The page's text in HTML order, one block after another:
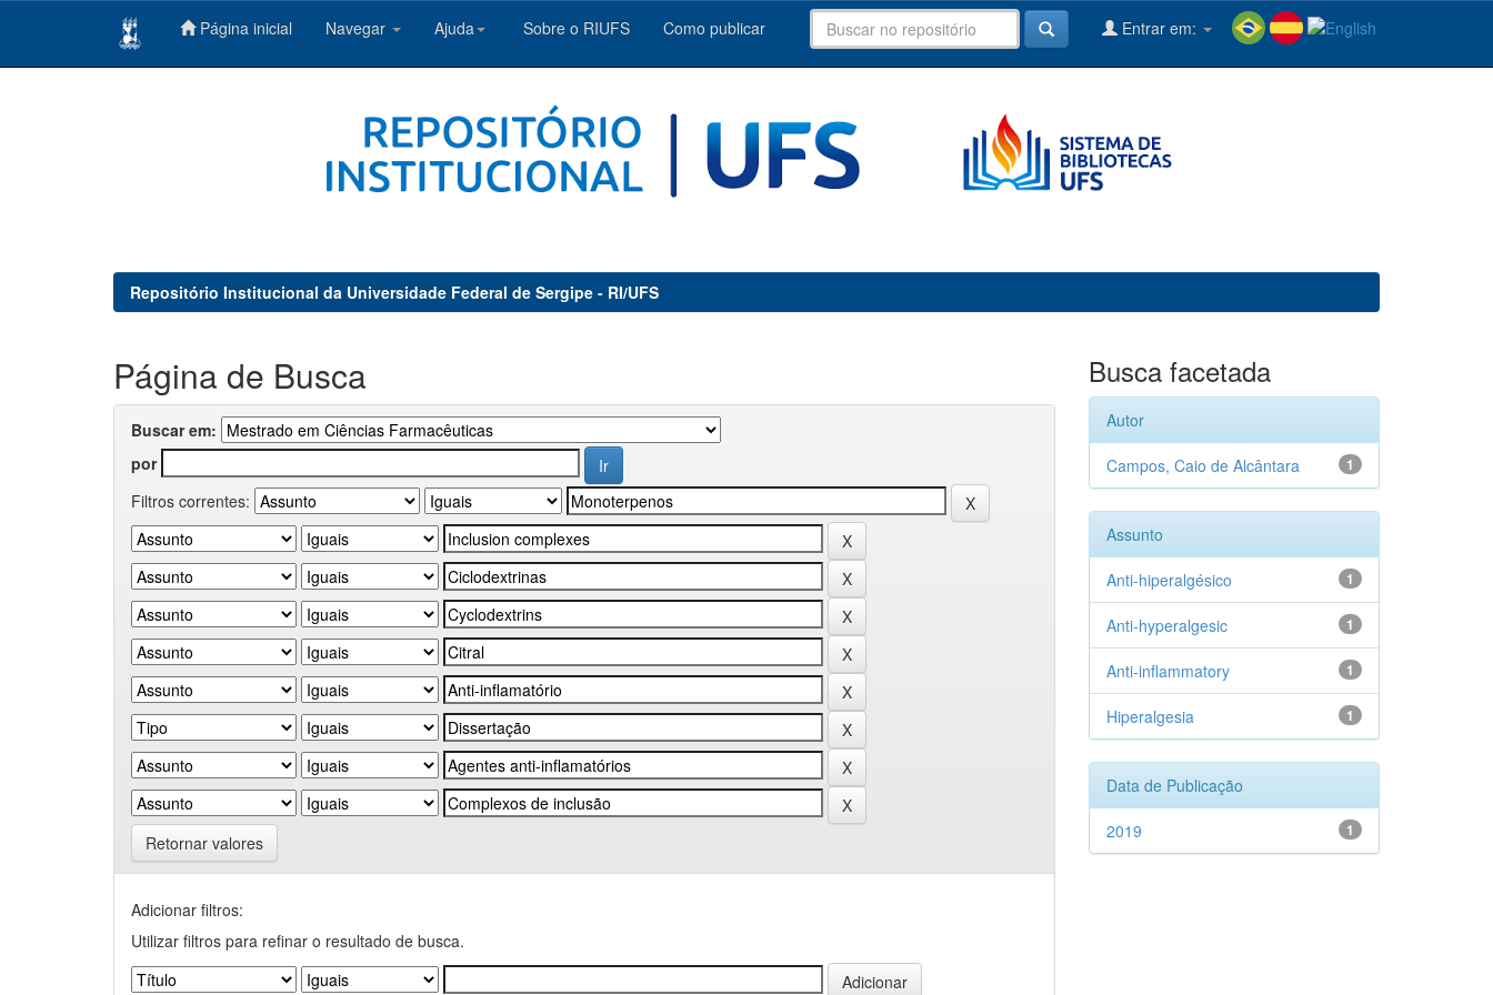
Página inicial Navegar Ajuda Sobre o RIUFS Como publicar Entrar em:
Repositório Institucional da Universidade Federal de Sergipe - RI/UFS
Página de Busca
Buscar em:
por
Filtros correntes:
Retornar valores
Adicionar filtros:
Utilizar filtros para refinar o resultado de busca.
Busca facetada
Autor
1
Campos, Caio de Alcântara
Assunto
1
Anti-hiperalgésico
1
Anti-hyperalgesic
1
Anti-inflammatory
1
Hiperalgesia
Data de Publicação
1
2019